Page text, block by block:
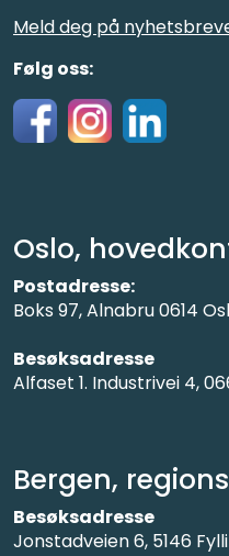
Meld deg på
Følg oss:
Bergen,
Besøksadresse
Jonstadveien 6, 5146
Oslo,
Postadresse:
Boks 97, Alnabru 0614
Besøksadresse
Alfaset 1. Industrivei 4,